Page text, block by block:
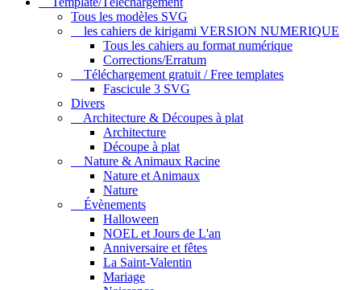
Tous les modèles SVG
les cahiers de kirigami VERSION NUMERIQUE
Tous les cahiers au format numérique
Corrections/Erratum
Téléchargement gratuit / Free templates
Fascicule 3 SVG
Divers
Architecture & Découpes à plat
Architecture
Découpe à plat
Nature & Animaux Racine
Nature et Animaux
Nature
Évènements
Halloween
NOEL et Jours de L'an
Anniversaire et fêtes
La Saint-Valentin
Mariage